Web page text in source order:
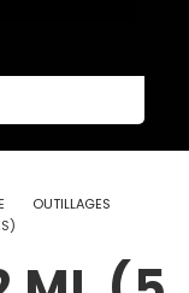
OUTILLAGES